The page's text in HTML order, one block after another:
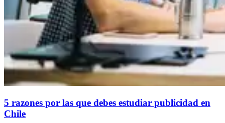
5 razones por las que debes estudiar publicidad en
Chile